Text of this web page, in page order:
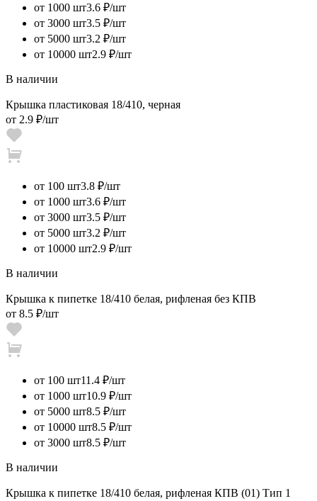
от 1000 шт3.6 ₽/шт
от 3000 шт3.5 ₽/шт
от 5000 шт3.2 ₽/шт
от 10000 шт2.9 ₽/шт
В наличии
Крышка пластиковая 18/410, черная
от 2.9 ₽/шт
от 100 шт3.8 ₽/шт
от 1000 шт3.6 ₽/шт
от 3000 шт3.5 ₽/шт
от 5000 шт3.2 ₽/шт
от 10000 шт2.9 ₽/шт
В наличии
Крышка к пипетке 18/410 белая, рифленая без КПВ
от 8.5 ₽/шт
от 100 шт11.4 ₽/шт
от 1000 шт10.9 ₽/шт
от 5000 шт8.5 ₽/шт
от 10000 шт8.5 ₽/шт
от 3000 шт8.5 ₽/шт
В наличии
Крышка к пипетке 18/410 белая, рифленая КПВ (01) Тип 1